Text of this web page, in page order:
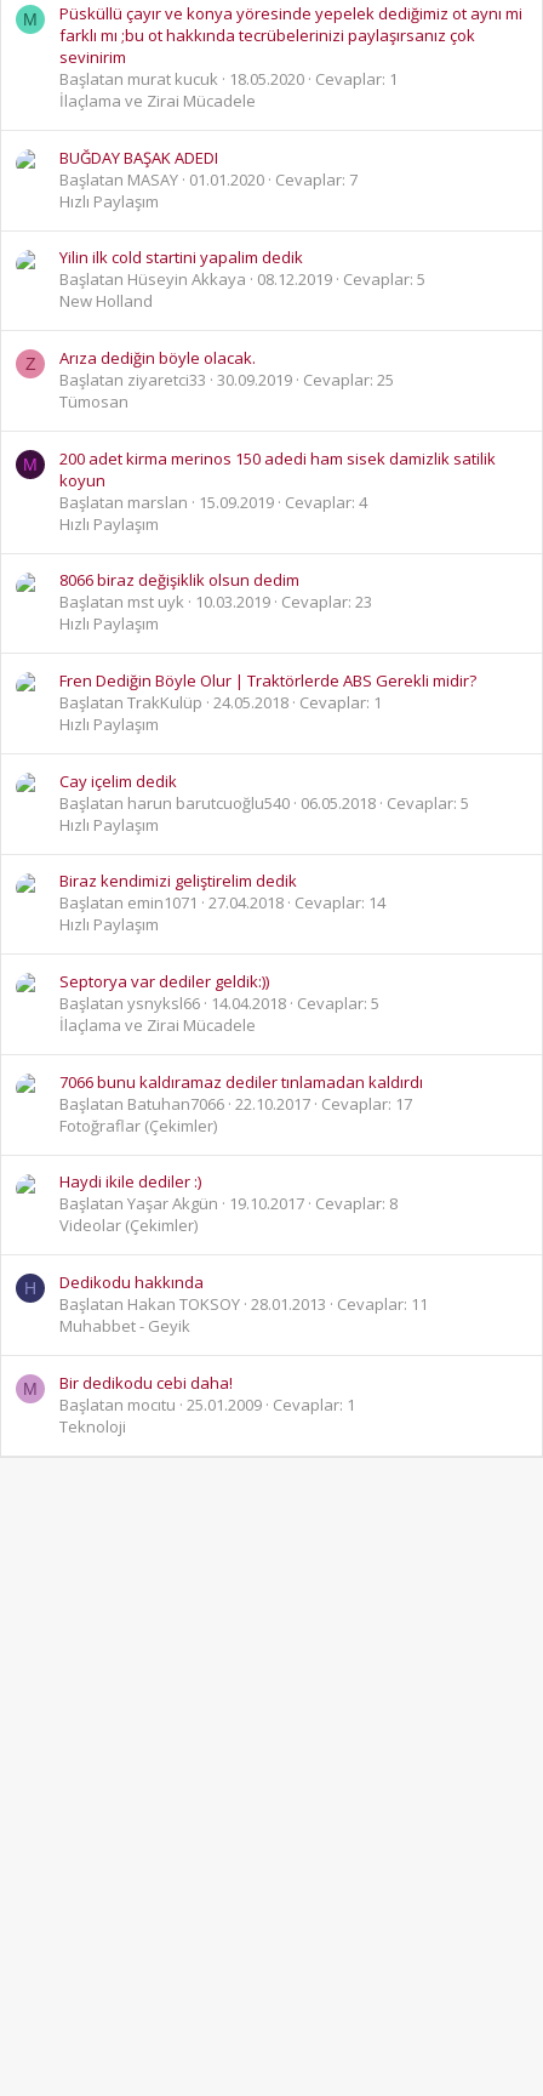
M
Püsküllü çayır ve konya yöresinde yepelek dediğimiz ot aynı mi
farklı mı ;bu ot hakkında tecrübelerinizi paylaşırsanız çok
sevinirim
Başlatan murat kucuk
18.05.2020 Cevaplar: 1
İlaçlama ve Zirai Mücadele
BUĞDAY BAŞAK ADEDI
Başlatan MASAY 01.01.2020 Cevaplar: 7
Hızlı Paylaşım
Yilin ilk cold startini yapalim dedik
Başlatan Hüseyin Akkaya
08.12.2019 Cevaplar: 5
New Holland
Z
Arıza dediğin böyle olacak.
Başlatan ziyaretci33 30.09.2019 Cevaplar: 25
Tümosan
M
200 adet kirma merinos 150 adedi ham sisek damizlik satilik
koyun
Başlatan marslan
15.09.2019 Cevaplar: 4
Hızlı Paylaşım
8066 biraz değişiklik olsun dedim
Başlatan mst uyk
10.03.2019 Cevaplar: 23
Hızlı Paylaşım
Fren Dediğin Böyle Olur | Traktörlerde ABS Gerekli midir?
Başlatan TrakKulüp 24.05.2018 Cevaplar: 1
Hızlı Paylaşım
Cay içelim dedik
Başlatan harun barutcuoğlu540 06.05.2018 Cevaplar: 5
Hızlı Paylaşım
Biraz kendimizi geliştirelim dedik
Başlatan emin1071
27.04.2018 Cevaplar: 14
Hızlı Paylaşım
Septorya var dediler geldik:))
Başlatan ysnyksl66
14.04.2018 Cevaplar: 5
İlaçlama ve Zirai Mücadele
7066 bunu kaldıramaz dediler tınlamadan kaldırdı
Başlatan Batuhan7066 22.10.2017 Cevaplar: 17
Fotoğraflar (Çekimler)
Haydi ikile dediler :)
Başlatan Yaşar Akgün
19.10.2017 Cevaplar: 8
Videolar (Çekimler)
H
Dedikodu hakkında
Başlatan Hakan TOKSOY 28.01.2013
Cevaplar: 11
Muhabbet - Geyik
M
Bir dedikodu cebi daha!
Başlatan mocıtu
25.01.2009 Cevaplar: 1
Teknoloji